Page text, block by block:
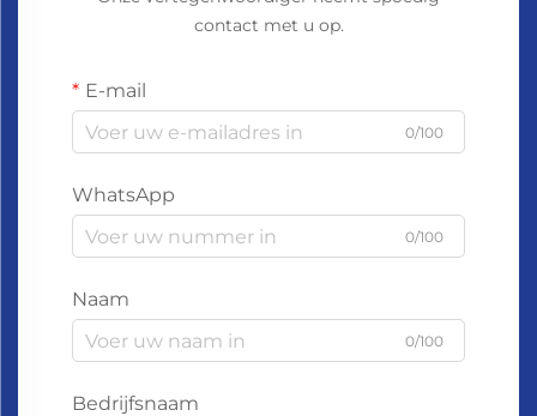
contact met u op.
E-mail
0/100
WhatsApp
0/100
Naam
0/100
Bedrijfsnaam